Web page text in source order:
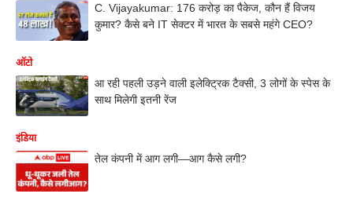
C. Vijayakumar: 176 करोड़ का पैकेज, कौन हैं विजय
कुमार? कैसे बने IT सेक्टर में भारत के सबसे महंगे CEO?
ऑटो
आ रही पहली उड़ने वाली इलेक्ट्रिक टैक्सी, 3 लोगों के स्पेस के
साथ मिलेगी इतनी रेंज
इंडिया
तेल कंपनी में आग लगी—आग कैसे लगी?